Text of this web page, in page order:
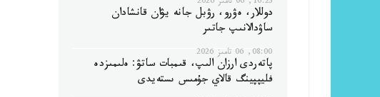
دوللار، ەۋرو، رۋبل جانە يۋان قانشادان
ساۋدالانىپ جاتىر
08:00, 06 تامىز 2026
پاتەردى ارزان الىپ، قىمبات ساتۋ: ەلىمىزدە
فليپپينگ قالاي جۇمىس ىستەيدى